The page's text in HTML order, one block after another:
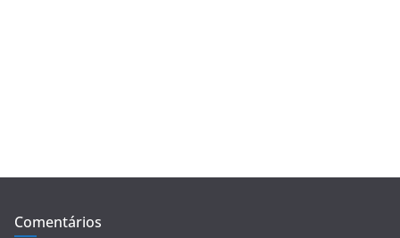
Comentários